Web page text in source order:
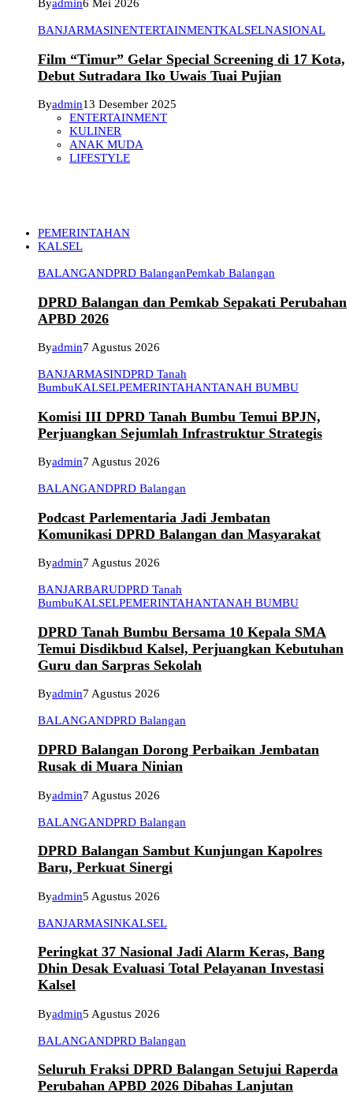
Byadmin6 Mei 2026
BANJARMASINENTERTAINMENTKALSELNASIONAL
Film “Timur” Gelar Special Screening di 17 Kota,
Debut Sutradara Iko Uwais Tuai Pujian
Byadmin13 Desember 2025
ENTERTAINMENT
KULINER
ANAK MUDA
LIFESTYLE
PEMERINTAHAN
KALSEL
BALANGANDPRD BalanganPemkab Balangan
DPRD Balangan dan Pemkab Sepakati Perubahan
APBD 2026
Byadmin7 Agustus 2026
BANJARMASINDPRD Tanah
BumbuKALSELPEMERINTAHANTANAH BUMBU
Komisi III DPRD Tanah Bumbu Temui BPJN,
Perjuangkan Sejumlah Infrastruktur Strategis
Byadmin7 Agustus 2026
BALANGANDPRD Balangan
Podcast Parlementaria Jadi Jembatan
Komunikasi DPRD Balangan dan Masyarakat
Byadmin7 Agustus 2026
BANJARBARUDPRD Tanah
BumbuKALSELPEMERINTAHANTANAH BUMBU
DPRD Tanah Bumbu Bersama 10 Kepala SMA
Temui Disdikbud Kalsel, Perjuangkan Kebutuhan
Guru dan Sarpras Sekolah
Byadmin7 Agustus 2026
BALANGANDPRD Balangan
DPRD Balangan Dorong Perbaikan Jembatan
Rusak di Muara Ninian
Byadmin7 Agustus 2026
BALANGANDPRD Balangan
DPRD Balangan Sambut Kunjungan Kapolres
Baru, Perkuat Sinergi
Byadmin5 Agustus 2026
BANJARMASINKALSEL
Peringkat 37 Nasional Jadi Alarm Keras, Bang
Dhin Desak Evaluasi Total Pelayanan Investasi
Kalsel
Byadmin5 Agustus 2026
BALANGANDPRD Balangan
Seluruh Fraksi DPRD Balangan Setujui Raperda
Perubahan APBD 2026 Dibahas Lanjutan